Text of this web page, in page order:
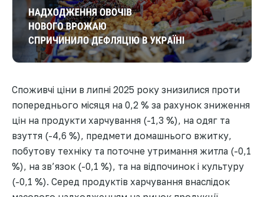
Споживчі ціни в липні 2025 року знизилися проти
попереднього місяця на 0,2 % за рахунок зниження
цін на продукти харчування (-1,3 %), на одяг та
взуття (-4,6 %), предмети домашнього вжитку,
побутову техніку та поточне утримання житла (-0,1
%), на зв’язок (-0,1 %), та на відпочинок і культуру
(-0,1 %). Серед продуктів харчування внаслідок